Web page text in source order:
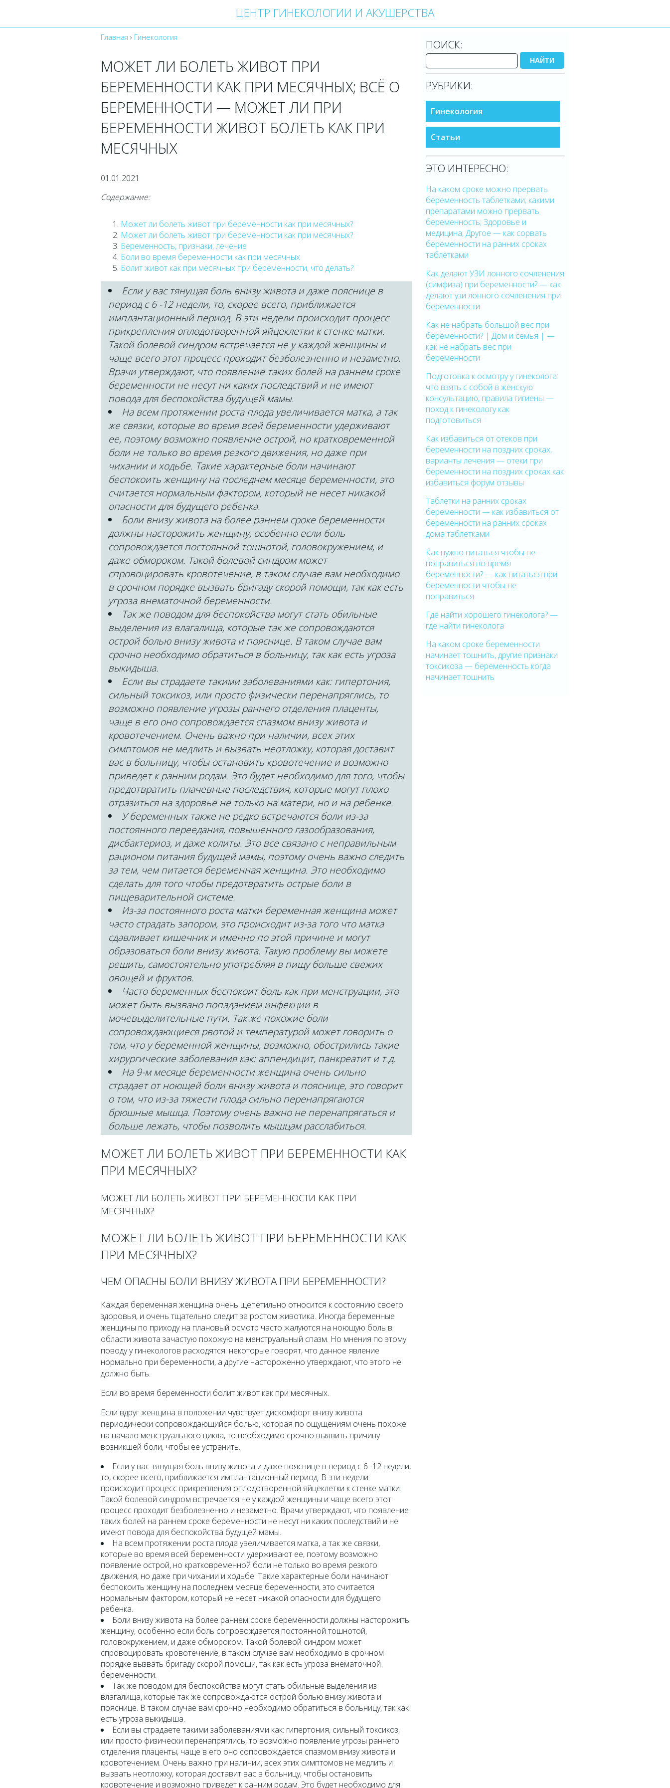
ЦЕНТР ГИНЕКОЛОГИИ И АКУШЕРСТВА
Главная › Гинекология
МОЖЕТ ЛИ БОЛЕТЬ ЖИВОТ ПРИ
БЕРЕМЕННОСТИ КАК ПРИ МЕСЯЧНЫХ; ВСЁ О
БЕРЕМЕННОСТИ — МОЖЕТ ЛИ ПРИ
БЕРЕМЕННОСТИ ЖИВОТ БОЛЕТЬ КАК ПРИ
МЕСЯЧНЫХ
01.01.2021
Содержание:
Может ли болеть живот при беременности как при месячных?
Может ли болеть живот при беременности как при месячных?
Беременность, признаки, лечение
Боли во время беременности как при месячных
Болит живот как при месячных при беременности, что делать?
Если у вас тянущая боль внизу живота и даже пояснице в
период с 6 -12 недели, то, скорее всего, приближается
имплантационный период. В эти недели происходит процесс
прикрепления оплодотворенной яйцеклетки к стенке матки.
Такой болевой синдром встречается не у каждой женщины и
чаще всего этот процесс проходит безболезненно и незаметно.
Врачи утверждают, что появление таких болей на раннем сроке
беременности не несут ни каких последствий и не имеют
повода для беспокойства будущей мамы.
На всем протяжении роста плода увеличивается матка, а так
же связки, которые во время всей беременности удерживают
ее, поэтому возможно появление острой, но кратковременной
боли не только во время резкого движения, но даже при
чихании и ходьбе. Такие характерные боли начинают
беспокоить женщину на последнем месяце беременности, это
считается нормальным фактором, который не несет никакой
опасности для будущего ребенка.
Боли внизу живота на более раннем сроке беременности
должны насторожить женщину, особенно если боль
сопровождается постоянной тошнотой, головокружением, и
даже обмороком. Такой болевой синдром может
спровоцировать кровотечение, в таком случае вам необходимо
в срочном порядке вызвать бригаду скорой помощи, так как есть
угроза внематочной беременности.
Так же поводом для беспокойства могут стать обильные
выделения из влагалища, которые так же сопровождаются
острой болью внизу живота и пояснице. В таком случае вам
срочно необходимо обратиться в больницу, так как есть угроза
выкидыша.
Если вы страдаете такими заболеваниями как: гипертония,
сильный токсикоз, или просто физически перенапряглись, то
возможно появление угрозы раннего отделения плаценты,
чаще в его оно сопровождается спазмом внизу живота и
кровотечением. Очень важно при наличии, всех этих
симптомов не медлить и вызвать неотложку, которая доставит
вас в больницу, чтобы остановить кровотечение и возможно
приведет к ранним родам. Это будет необходимо для того, чтобы
предотвратить плачевные последствия, которые могут плохо
отразиться на здоровье не только на матери, но и на ребенке.
У беременных также не редко встречаются боли из-за
постоянного переедания, повышенного газообразования,
дисбактериоз, и даже колиты. Это все связано с неправильным
рационом питания будущей мамы, поэтому очень важно следить
за тем, чем питается беременная женщина. Это необходимо
сделать для того чтобы предотвратить острые боли в
пищеварительной системе.
Из-за постоянного роста матки беременная женщина может
часто страдать запором, это происходит из-за того что матка
сдавливает кишечник и именно по этой причине и могут
образоваться боли внизу живота. Такую проблему вы можете
решить, самостоятельно употребляя в пищу больше свежих
овощей и фруктов.
Часто беременных беспокоит боль как при менструации, это
может быть вызвано попаданием инфекции в
мочевыделительные пути. Так же похожие боли
сопровождающиеся рвотой и температурой может говорить о
том, что у беременной женщины, возможно, обострились такие
хирургические заболевания как: аппендицит, панкреатит и т.д.
На 9-м месяце беременности женщина очень сильно
страдает от ноющей боли внизу живота и пояснице, это говорит
о том, что из-за тяжести плода сильно перенапрягаются
брюшные мышца. Поэтому очень важно не перенапрягаться и
больше лежать, чтобы позволить мышцам расслабиться.
МОЖЕТ ЛИ БОЛЕТЬ ЖИВОТ ПРИ БЕРЕМЕННОСТИ КАК
ПРИ МЕСЯЧНЫХ?
МОЖЕТ ЛИ БОЛЕТЬ ЖИВОТ ПРИ БЕРЕМЕННОСТИ КАК ПРИ
МЕСЯЧНЫХ?
МОЖЕТ ЛИ БОЛЕТЬ ЖИВОТ ПРИ БЕРЕМЕННОСТИ КАК
ПРИ МЕСЯЧНЫХ?
ЧЕМ ОПАСНЫ БОЛИ ВНИЗУ ЖИВОТА ПРИ БЕРЕМЕННОСТИ?
Каждая беременная женщина очень щепетильно относится к состоянию своего
здоровья, и очень тщательно следит за ростом животика. Иногда беременные
женщины по приходу на плановый осмотр часто жалуются на ноющую боль в
области живота зачастую похожую на менструальный спазм. Но мнения по этому
поводу у гинекологов расходятся: некоторые говорят, что данное явление
нормально при беременности, а другие настороженно утверждают, что этого не
должно быть.
Если во время беременности болит живот как при месячных.
Если вдруг женщина в положении чувствует дискомфорт внизу живота
периодически сопровождающийся болью, которая по ощущениям очень похоже
на начало менструального цикла, то необходимо срочно выявить причину
возникшей боли, чтобы ее устранить.
Если у вас тянущая боль внизу живота и даже пояснице в период с 6 -12 недели,
то, скорее всего, приближается имплантационный период. В эти недели
происходит процесс прикрепления оплодотворенной яйцеклетки к стенке матки.
Такой болевой синдром встречается не у каждой женщины и чаще всего этот
процесс проходит безболезненно и незаметно. Врачи утверждают, что появление
таких болей на раннем сроке беременности не несут ни каких последствий и не
имеют повода для беспокойства будущей мамы.
На всем протяжении роста плода увеличивается матка, а так же связки,
которые во время всей беременности удерживают ее, поэтому возможно
появление острой, но кратковременной боли не только во время резкого
движения, но даже при чихании и ходьбе. Такие характерные боли начинают
беспокоить женщину на последнем месяце беременности, это считается
нормальным фактором, который не несет никакой опасности для будущего
ребенка.
Боли внизу живота на более раннем сроке беременности должны насторожить
женщину, особенно если боль сопровождается постоянной тошнотой,
головокружением, и даже обмороком. Такой болевой синдром может
спровоцировать кровотечение, в таком случае вам необходимо в срочном
порядке вызвать бригаду скорой помощи, так как есть угроза внематочной
беременности.
Так же поводом для беспокойства могут стать обильные выделения из
влагалища, которые так же сопровождаются острой болью внизу живота и
пояснице. В таком случае вам срочно необходимо обратиться в больницу, так как
есть угроза выкидыша.
Если вы страдаете такими заболеваниями как: гипертония, сильный токсикоз,
или просто физически перенапряглись, то возможно появление угрозы раннего
отделения плаценты, чаще в его оно сопровождается спазмом внизу живота и
кровотечением. Очень важно при наличии, всех этих симптомов не медлить и
вызвать неотложку, которая доставит вас в больницу, чтобы остановить
кровотечение и возможно приведет к ранним родам. Это будет необходимо для
ПОИСК:
НАЙТИ
РУБРИКИ:
Гинекология
Статьи
ЭТО ИНТЕРЕСНО:
На каком сроке можно прервать
беременность таблетками; какими
препаратами можно прервать
беременность; Здоровье и
медицина; Другое — как сорвать
беременности на ранних сроках
таблетками
Как делают УЗИ лонного сочленения
(симфиза) при беременности? — как
делают узи лонного сочленения при
беременности
Как не набрать большой вес при
беременности? | Дом и семья | —
как не набрать вес при
беременности
Подготовка к осмотру у гинеколога:
что взять с собой в женскую
консультацию, правила гигиены —
поход к гинекологу как
подготовиться
Как избавиться от отеков при
беременности на поздних сроках,
варианты лечения — отеки при
беременности на поздних сроках как
избавиться форум отзывы
Таблетки на ранних сроках
беременности — как избавиться от
беременности на ранних сроках
дома таблетками
Как нужно питаться чтобы не
поправиться во время
беременности? — как питаться при
беременности чтобы не
поправиться
Где найти хорошего гинеколога? —
где найти гинеколога
На каком сроке беременности
начинает тошнить, другие признаки
токсикоза — беременность когда
начинает тошнить